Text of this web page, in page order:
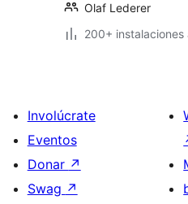
Olaf Lederer
200+ instalaciones
Involúcrate
Eventos
Donar ↗
Swag ↗